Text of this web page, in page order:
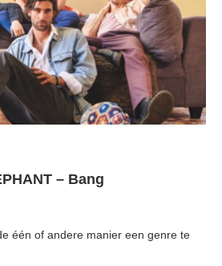
– Bang
één of andere manier een genre te